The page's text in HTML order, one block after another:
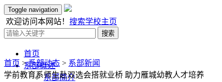
Toggle navigation
欢迎访问本网站！ 搜索学校主页
搜索
首页
系部概述
系部简介
首页 >系部动态 > 系部新闻
学前教育系师生赴双选会搭就业桥 助力雁城幼教人才培养